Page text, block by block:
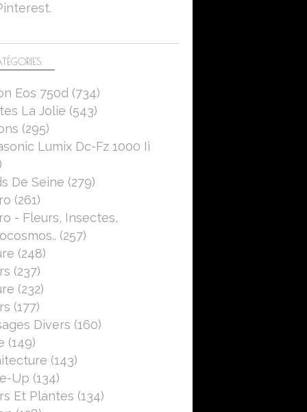
Eos 750d (734)
La Jolie (543)
(295)
Lumix Dc-Fz 1000 Ii
De Seine (279)
(261)
- Fleurs, Insectes,
(257)
(248)
(237)
(232)
(177)
Divers (160)
(149)
(143)
Up (134)
Et Plantes (134)